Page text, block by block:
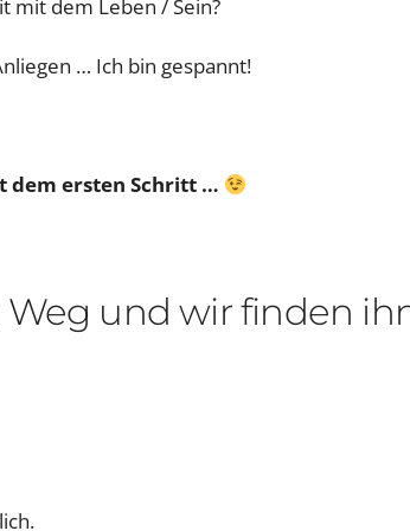
mit dem Leben / Sein?
… Ich bin gespannt!
dem ersten Schritt …
Weg und wir finden